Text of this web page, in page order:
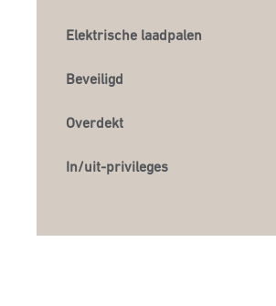
Elektrische laadpalen
Beveiligd
Overdekt
In/uit-privileges